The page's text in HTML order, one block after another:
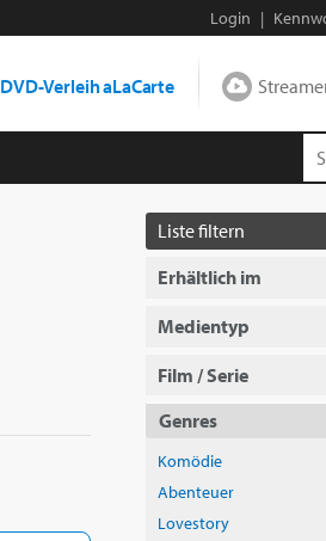
Login |
DVD-Verleih aLaCarte
Liste filtern
Erhältlich im
Medientyp
Film / Serie
Genres
Komödie
Abenteuer
Lovestory